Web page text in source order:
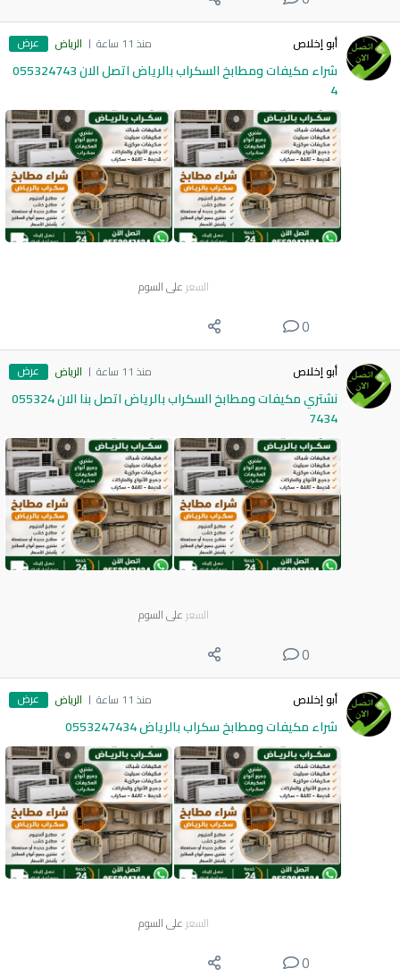
أبو إخلاص منذ 11 ساعة الرياض عرض
شراء مكيفات ومطابخ السكراب بالرياض اتصل الان 055324743
4
السعر على السوم
0
أبو إخلاص منذ 11 ساعة الرياض عرض
نشتري مكيفات ومطابخ السكراب بالرياض اتصل بنا الان 055324
7434
السعر على السوم
0
أبو إخلاص منذ 11 ساعة الرياض عرض
شراء مكيفات ومطابخ سكراب بالرياض 0553247434
السعر على السوم
0